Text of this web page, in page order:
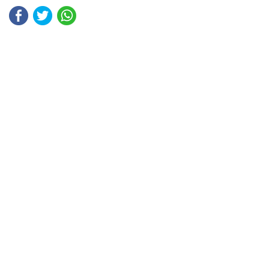
Facebook
Twitter